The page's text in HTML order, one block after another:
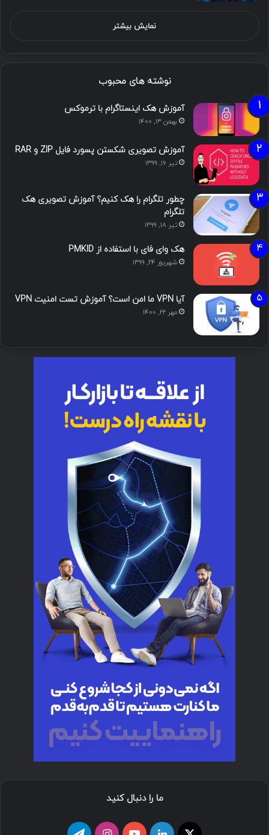
نمایش بیشتر
نوشته های محبوب
آموزش هک اینستاگرام با ترموکس
بهمن ۱۳, ۱۴۰۰
آموزش تصویری شکستن پسورد فایل ZIP و RAR
تیر ۱۶, ۱۳۹۹
چطور تلگرام را هک کنیم؟ آموزش تصویری هک
تلگرام
تیر ۱۸, ۱۳۹۹
هک وای فای با استفاده از PMKID
شهریور ۲۴, ۱۳۹۹
آیا VPN ما امن است؟ آموزش تست امنیت VPN
مهر ۲۲, ۱۴۰۰
ما را دنبال کنید